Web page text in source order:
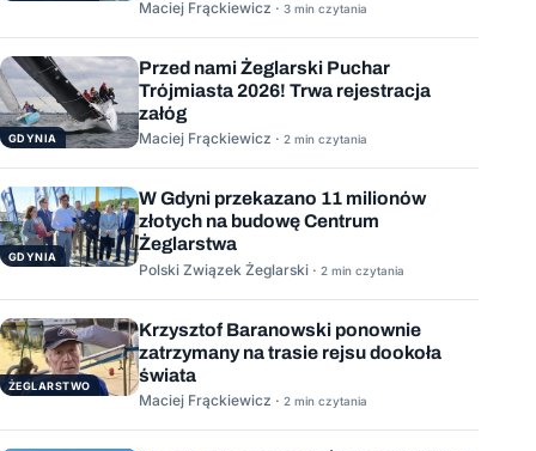
Maciej Frąckiewicz · 3 min czytania
GDYNIA
Przed nami Żeglarski Puchar
Trójmiasta 2026! Trwa rejestracja
załóg
Maciej Frąckiewicz · 2 min czytania
GDYNIA
W Gdyni przekazano 11 milionów
złotych na budowę Centrum
Żeglarstwa
Polski Związek Żeglarski · 2 min czytania
ŻEGLARSTWO
Krzysztof Baranowski ponownie
zatrzymany na trasie rejsu dookoła
świata
Maciej Frąckiewicz · 2 min czytania